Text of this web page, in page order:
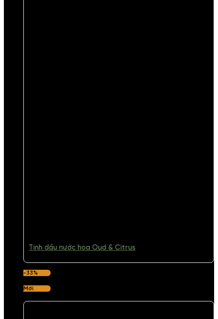
Tinh dầu nước hoa Oud & Citrus
-33%
Mới